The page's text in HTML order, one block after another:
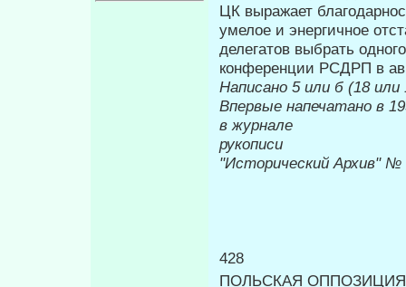
ЦК выражает
умелое и энергичное
делегатов выбрать
конференции РСДРП в
Написано 5 или б (18
Впервые напечатано в
в журнале
рукописи
"Исторический Архив" №
428
ПОЛЬСКАЯ